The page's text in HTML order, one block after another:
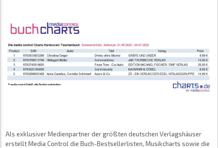
Als exklusiver Medienpartner der größten deutschen Verlagshäuser
erstellt Media Control die Buch-Bestsellerlisten, Musikcharts sowie die